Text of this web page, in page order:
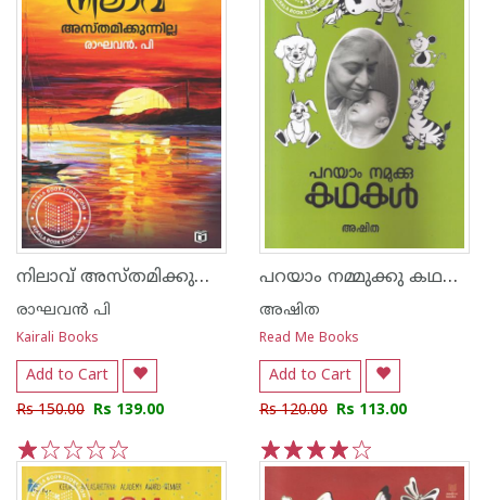
നിലാവ് അസ്തമിക്കുന്നില്ല
രാഘവന്‍ പി
Kairali Books
Add to Cart
Rs 150.00 Rs 139.00
5
4
3
2
1
പറയാം നമ്മുക്കു കഥകള്‍
അഷിത
Read Me Books
Add to Cart
Rs 120.00 Rs 113.00
5
4
3
2
1